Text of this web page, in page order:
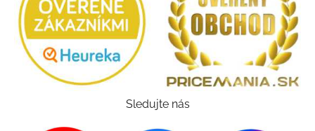
Sledujte nás